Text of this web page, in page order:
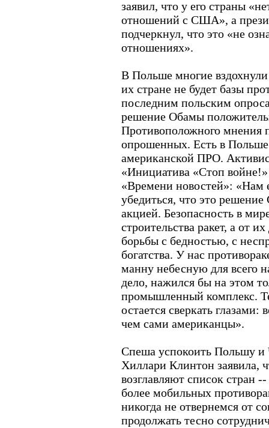
заявил, что у его страны
отношений с США», а
подчеркнул, что это «не
отношениях».
В Польше многие вздохнули
их стране не будет базы
последним польским
решение Обамы
Противоположного мнения
опрошенных. Есть в
американской ПРО.
«Инициатива «Стоп
«Времени новостей»: «Нам
убедиться, что это
акцией. Безопасность в
строительства ракет, а от
борьбы с бедностью, с
богатства. У нас
манну небесную для всего
дело, нажился бы на этом
промышленный комплекс.
остается сверкать
чем сами американцы».
Спеша успокоить Польшу
Хиллари Клинтон заявила,
возглавляют список стран
более мобильных
никогда не отвернемся от
продолжать тесно